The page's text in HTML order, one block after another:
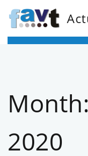
Month:
2020